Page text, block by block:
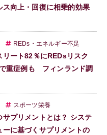
ス向上・回復に相乗的効果
REDs・エネルギー不足
リート82％にREDsリスク
重症例も フィンランド調
スポーツ栄養
サプリメントとは？ システ
ーに基づくサプリメントの